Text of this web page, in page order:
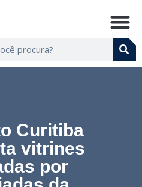
Curitiba
vitrines
por